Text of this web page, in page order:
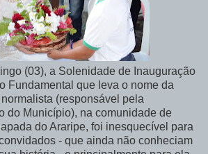
(03), a Solenidade de Inauguração
Fundamental que leva o nome da
(responsável pela
do Município), na comunidade de
do Araripe, foi inesquecível para
- que ainda não conheciam